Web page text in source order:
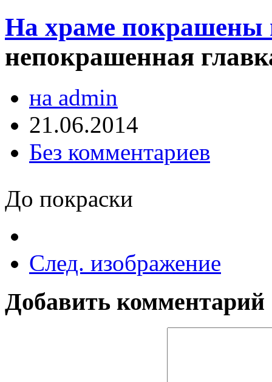
На храме покрашены
непокрашенная
на admin
21.06.2014
Без комментариев
До покраски
След. изображение
Добавить комментарий